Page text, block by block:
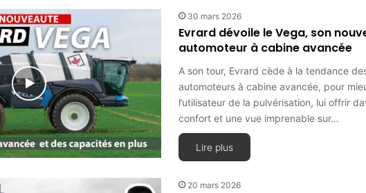
30 mars 2026
Evrard dévoile le Vega, son
automoteur à cabine avancée
A son tour, Evrard cède à la tendance
automoteurs à cabine avancée, pour
l’utilisateur de la pulvérisation, lui offrir
confort et une vue imprenable sur…
Lire plus
20 mars 2026